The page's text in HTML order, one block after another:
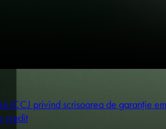
ICCJ privind scrisoarea de garanție
credit